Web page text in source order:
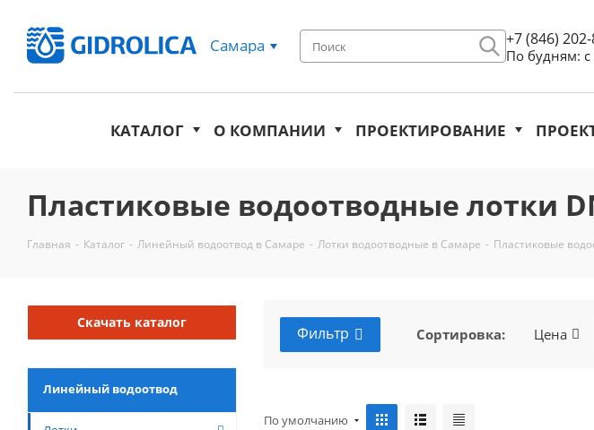
Самара +7 (846)
По будням:
КАТАЛОГ О КОМПАНИИ ПРОЕКТИРОВАНИЕ
Пластиковые водоотводные лотки
Главная - Каталог - Линейный водоотвод в Самаре - Лотки водоотводные в Самаре - Пластиковые
Фильтр Сортировка: Цена
По умолчанию
Скачать каталог
Линейный водоотвод